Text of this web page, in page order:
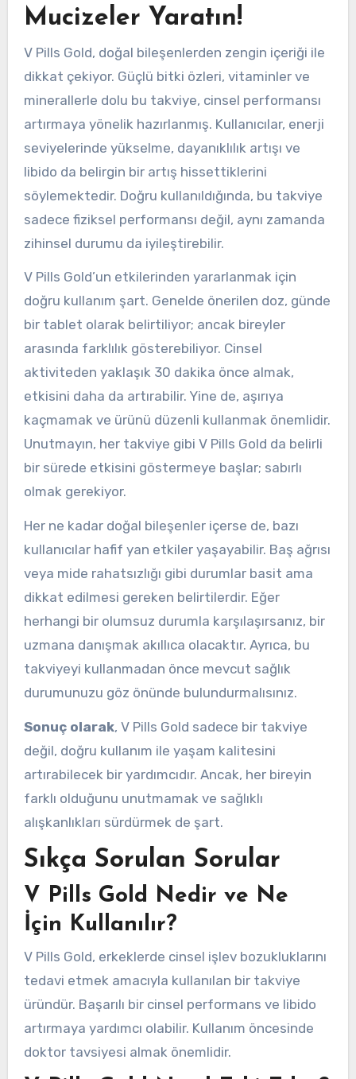
Mucizeler Yaratın!
V Pills Gold, doğal bileşenlerden zengin içeriği ile
dikkat çekiyor. Güçlü bitki özleri, vitaminler ve
minerallerle dolu bu takviye, cinsel performansı
artırmaya yönelik hazırlanmış. Kullanıcılar, enerji
seviyelerinde yükselme, dayanıklılık artışı ve
libido da belirgin bir artış hissettiklerini
söylemektedir. Doğru kullanıldığında, bu takviye
sadece fiziksel performansı değil, aynı zamanda
zihinsel durumu da iyileştirebilir.
V Pills Gold’un etkilerinden yararlanmak için
doğru kullanım şart. Genelde önerilen doz, günde
bir tablet olarak belirtiliyor; ancak bireyler
arasında farklılık gösterebiliyor. Cinsel
aktiviteden yaklaşık 30 dakika önce almak,
etkisini daha da artırabilir. Yine de, aşırıya
kaçmamak ve ürünü düzenli kullanmak önemlidir.
Unutmayın, her takviye gibi V Pills Gold da belirli
bir sürede etkisini göstermeye başlar; sabırlı
olmak gerekiyor.
Her ne kadar doğal bileşenler içerse de, bazı
kullanıcılar hafif yan etkiler yaşayabilir. Baş ağrısı
veya mide rahatsızlığı gibi durumlar basit ama
dikkat edilmesi gereken belirtilerdir. Eğer
herhangi bir olumsuz durumla karşılaşırsanız, bir
uzmana danışmak akıllıca olacaktır. Ayrıca, bu
takviyeyi kullanmadan önce mevcut sağlık
durumunuzu göz önünde bulundurmalısınız.
Sonuç olarak, V Pills Gold sadece bir takviye
değil, doğru kullanım ile yaşam kalitesini
artırabilecek bir yardımcıdır. Ancak, her bireyin
farklı olduğunu unutmamak ve sağlıklı
alışkanlıkları sürdürmek de şart.
Sıkça Sorulan Sorular
V Pills Gold Nedir ve Ne
İçin Kullanılır?
V Pills Gold, erkeklerde cinsel işlev bozukluklarını
tedavi etmek amacıyla kullanılan bir takviye
üründür. Başarılı bir cinsel performans ve libido
artırmaya yardımcı olabilir. Kullanım öncesinde
doktor tavsiyesi almak önemlidir.